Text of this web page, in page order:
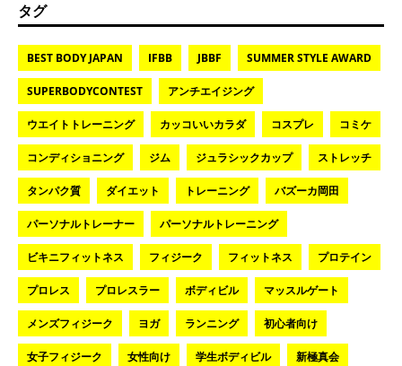
タグ
BEST BODY JAPAN IFBB JBBF SUMMER STYLE AWARD
SUPERBODYCONTEST アンチエイジング
ウエイトトレーニング カッコいいカラダ コスプレ コミケ
コンディショニング ジム ジュラシックカップ ストレッチ
タンパク質 ダイエット トレーニング バズーカ岡田
パーソナルトレーナー パーソナルトレーニング
ビキニフィットネス フィジーク フィットネス プロテイン
プロレス プロレスラー ボディビル マッスルゲート
メンズフィジーク ヨガ ランニング 初心者向け
女子フィジーク 女性向け 学生ボディビル 新極真会